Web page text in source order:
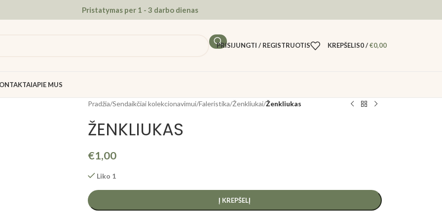
Pristatymas per 1 - 3 darbo dienas
PRISIJUNGTI / REGISTRUOTIS KREPŠELIS0/€0,00
APIE MUS
Pradžia/Sendaikčiai kolekcionavimui/Faleristika/Ženkliukai/Ženkliukas
ŽENKLIUKAS
€1,00
Liko 1
Į KREPŠELĮ